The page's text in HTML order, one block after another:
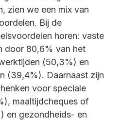
zien we een mix van
Bij de
horen: vaste
door 80,6% van het
(50,3%) en
(39,4%). Daarnaast zijn
voor speciale
maaltijdcheques of
en gezondheids- en